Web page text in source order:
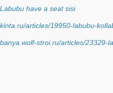
Labubu have a seat sisi
kinta.ru/articles/19950-labubu-
banya.wolf-stroi.ru/articles/23329-